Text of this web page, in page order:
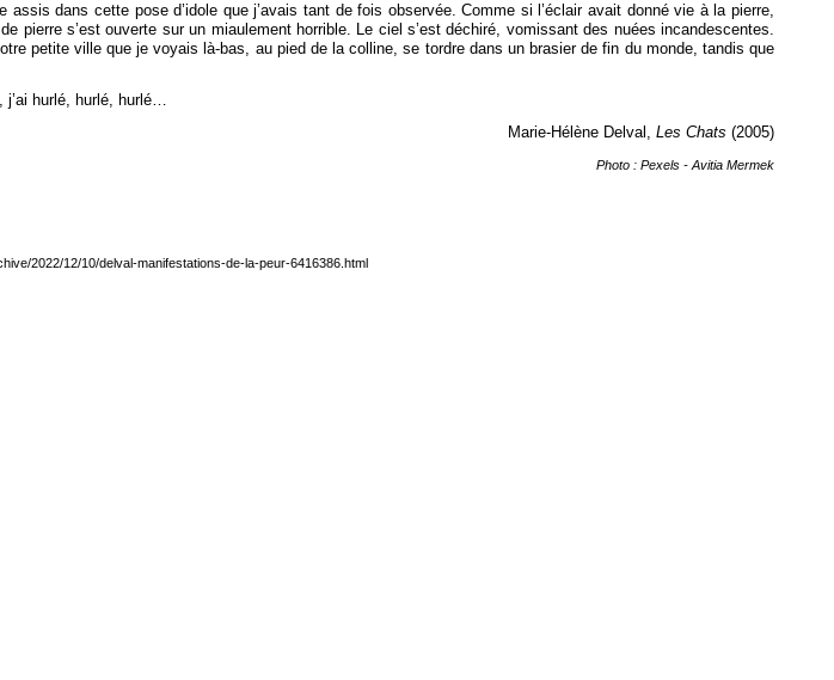
dans cette pose d’idole que j’avais tant de fois observée. Comme si l’éclair avait donné vie à la pierre,
s’est ouverte sur un miaulement horrible. Le ciel s’est déchiré, vomissant des nuées incandescentes.
petite ville que je voyais là-bas, au pied de la colline, se tordre dans un brasier de fin du monde, tandis que
j’ai hurlé, hurlé, hurlé…
Marie-Hélène Delval, Les Chats (2005)
Photo : Pexels - Avitia Mermek
2022/12/10/delval-manifestations-de-la-peur-6416386.html